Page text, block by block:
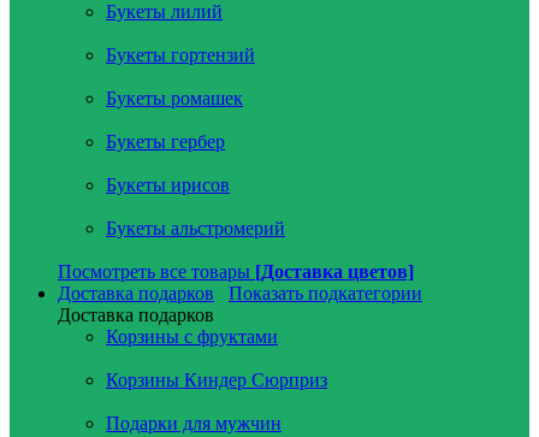
Букеты лилий
Букеты гортензий
Букеты ромашек
Букеты гербер
Букеты ирисов
Букеты альстромерий
Посмотреть все товары [Доставка цветов]
Доставка подарков
Показать подкатегории
Доставка подарков
Корзины с фруктами
Корзины Киндер Сюрприз
Подарки для мужчин